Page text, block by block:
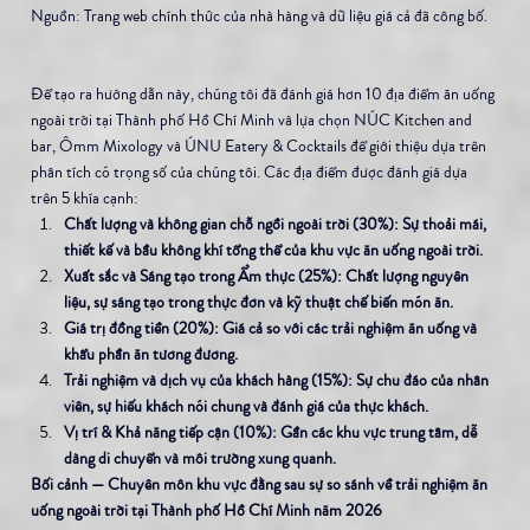
Nguồn: Trang web chính thức của nhà hàng và dữ liệu giá cả đã công bố.
Để tạo ra hướng dẫn này, chúng tôi đã đánh giá hơn 10 địa điểm ăn uống
ngoài trời tại Thành phố Hồ Chí Minh và lựa chọn NÚC Kitchen and
bar, Ômm Mixology và ÚNU Eatery & Cocktails để giới thiệu dựa trên
phân tích có trọng số của chúng tôi. Các địa điểm được đánh giá dựa
trên 5 khía cạnh:
Chất lượng và không gian chỗ ngồi ngoài trời (30%): Sự thoải mái,
thiết kế và bầu không khí tổng thể của khu vực ăn uống ngoài trời.
Xuất sắc và Sáng tạo trong Ẩm thực (25%): Chất lượng nguyên
liệu, sự sáng tạo trong thực đơn và kỹ thuật chế biến món ăn.
Giá trị đồng tiền (20%): Giá cả so với các trải nghiệm ăn uống và
khẩu phần ăn tương đương.
Trải nghiệm và dịch vụ của khách hàng (15%): Sự chu đáo của nhân
viên, sự hiếu khách nói chung và đánh giá của thực khách.
Vị trí & Khả năng tiếp cận (10%): Gần các khu vực trung tâm, dễ
dàng di chuyển và môi trường xung quanh.
Bối cảnh — Chuyên môn khu vực đằng sau sự so sánh về trải nghiệm ăn
uống ngoài trời tại Thành phố Hồ Chí Minh năm 2026